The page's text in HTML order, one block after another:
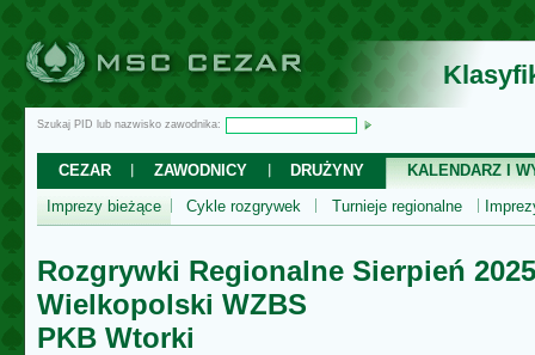
Szukaj PID lub nazwisko zawodnika:
CEZAR ZAWODNICY DRUŻYNY
KALENDARZ I
Imprezy bieżące
Cykle rozgrywek Turnieje regionalne
Rozgrywki Regionalne Sierpień 2025
Wielkopolski WZBS
PKB Wtorki